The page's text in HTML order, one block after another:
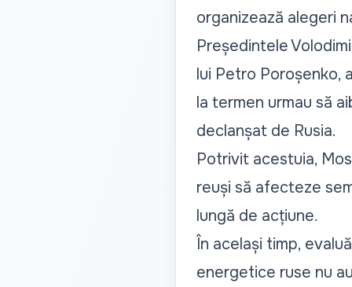
organizează alegeri
Președintele
lui Petro Poroșenko,
la termen urmau să
declanșat de Rusia.
Potrivit acestuia,
reuși să afecteze
lungă de acțiune.
În același timp,
energetice ruse nu